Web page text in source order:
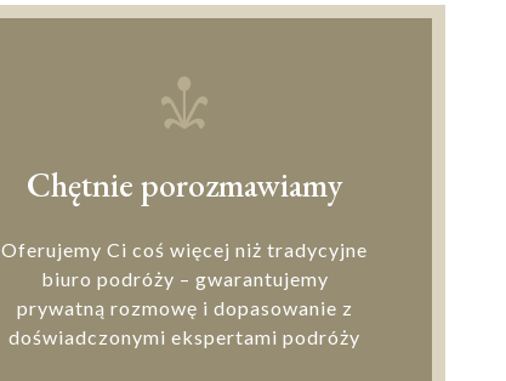
Chętnie porozmawiamy
Oferujemy Ci coś więcej niż tradycyjne
biuro podróży – gwarantujemy
prywatną rozmowę i dopasowanie z
doświadczonymi ekspertami podróży